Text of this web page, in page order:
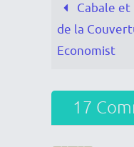
Cabale
de la
Economist
17